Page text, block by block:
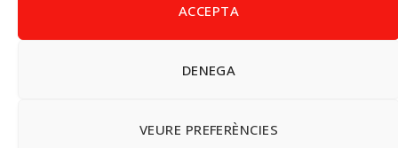
ACCEPTA
DENEGA
VEURE PREFERÈNCIES
Instagram
© 2026 PSPV - Vinaròs